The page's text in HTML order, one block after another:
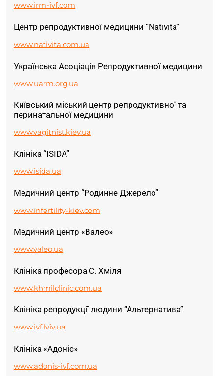
www.irm-ivf.com
Центр репродуктивної медицини “Nativita”
www.nativita.com.ua
Українська Асоціація Репродуктивної медицини
www.uarm.org.ua
Київський міський центр репродуктивної та
перинатальної медицини
www.vagitnist.kiev.ua
Клініка “ISIDA”
www.isida.ua
Медичний центр “Родинне Джерело”
www.infertility-kiev.com
Медичний центр «Валео»
www.valeo.ua
Клініка професора С. Хміля
www.khmilclinic.com.ua
Клініка репродукції людини “Альтернатива”
www.ivf.lviv.ua
Клініка «Адоніс»
www.adonis-ivf.com.ua